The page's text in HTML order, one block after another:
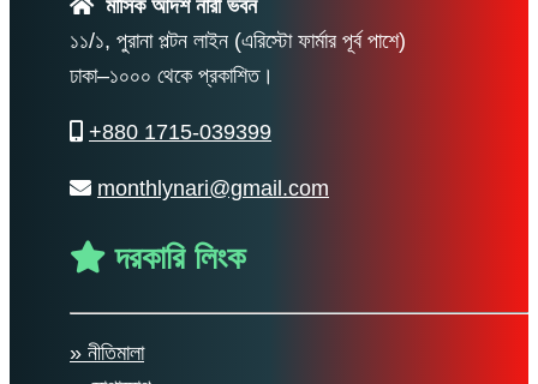
মাসিক আদর্শ নারী ভবন
১১/১, পুরানা পল্টন লাইন (এরিস্টো ফার্মার পূর্ব পাশে)
ঢাকা–১০০০ থেকে প্রকাশিত।
+880 1715-039399
monthlynari@gmail.com
দরকারি লিংক
» নীতিমালা